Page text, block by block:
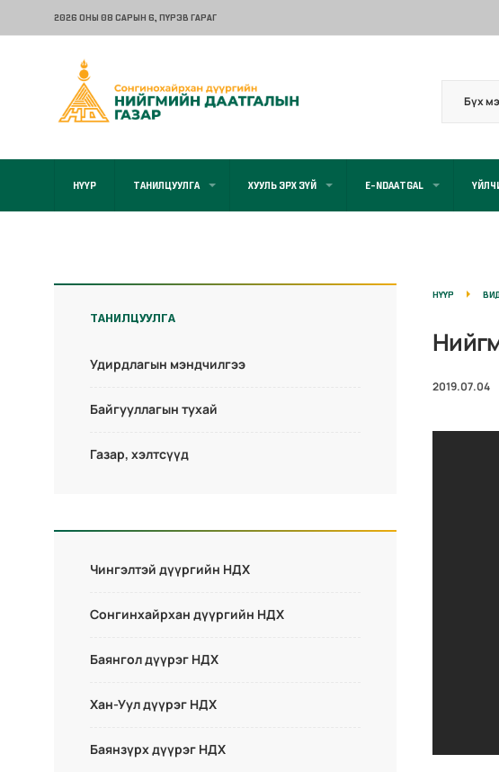
2026 ОНЫ 08 САРЫН 6, ПҮРЭВ ГАРАГ
НҮҮР ТАНИЛЦУУЛГА ХУУЛЬ ЭРХ ЗҮЙ E-NDAATGAL
ТАНИЛЦУУЛГА
Удирдлагын мэндчилгээ
Байгууллагын тухай
Газар, хэлтсүүд
Чингэлтэй дүүргийн НДХ
Сонгинхайрхан дүүргийн НДХ
Баянгол дүүрэг НДХ
Хан-Уул дүүрэг НДХ
Баянзүрх дүүрэг НДХ
НҮҮР
2019.07.04